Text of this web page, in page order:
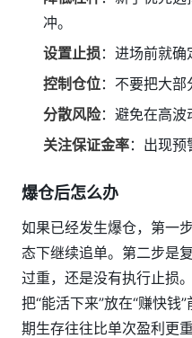
冲。
设置止损 ：进场前就确
控制仓位：不要把大部
分散风险：避免在高波
关注保证金率：出现预
爆仓后怎么办
如果已经发生爆仓，第一
态下继续追单。第二步是
过重，还是没有执行止损
把“能活下来”放在“赚快钱
期生存往往比单次盈利更重